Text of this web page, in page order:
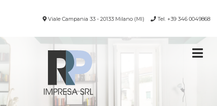
Viale Campania 33 - 20133 Milano (MI) Tel. +39 346 0049868